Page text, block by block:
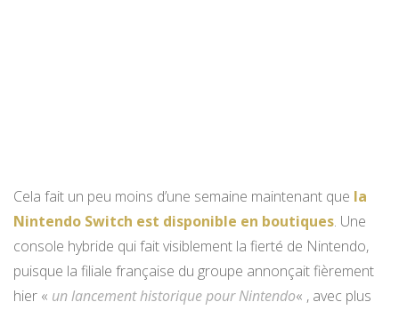
Cela fait un peu moins d’une semaine maintenant que la
Nintendo Switch est disponible en boutiques. Une
console hybride qui fait visiblement la fierté de Nintendo,
puisque la filiale française du groupe annonçait fièrement
hier « un lancement historique pour Nintendo« , avec plus